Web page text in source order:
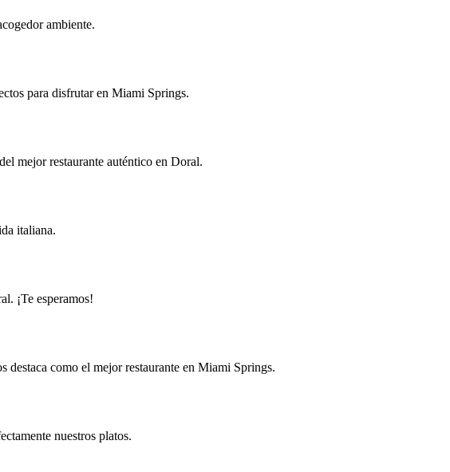
ambiente.
para disfrutar en Miami Springs.
mejor restaurante auténtico en Doral.
italiana.
¡Te esperamos!
destaca como el mejor restaurante en Miami Springs.
nuestros platos.